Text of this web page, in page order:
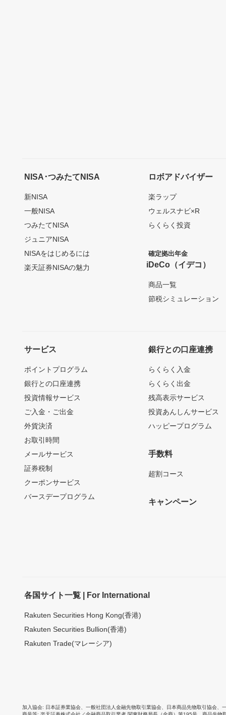
NISA･つみたてNISA
新NISA
一般NISA
つみたてNISA
ジュニアNISA
NISAをはじめるには
楽天証券NISAの魅力
ロボアドバイザー
楽ラップ
ウェルスナビ×R
らくらく投資
確定拠出年金
iDeCo（イデコ）
商品一覧
節税シミュレーション
サービス
ポイントプログラム
銀行との口座連携
投資情報サービス
ご入金・ご出金
外貨決済
お取引時間
メールサービス
証券税制
クーポンサービス
バースデープログラム
銀行との口座連携
らくらく入金
らくらく出金
残高表示サービス
投資あんしんサービス
ハッピープログラム
手数料
超割コース
キャンペーン
各国サイト一覧 | For International
Rakuten Securities Hong Kong(香港)
Rakuten Securities Bullion(香港)
Rakuten Trade(マレーシア)
加入協会 日本証券業協会 一般社団法人金融先物取引業協会 日本商品先物取引協会